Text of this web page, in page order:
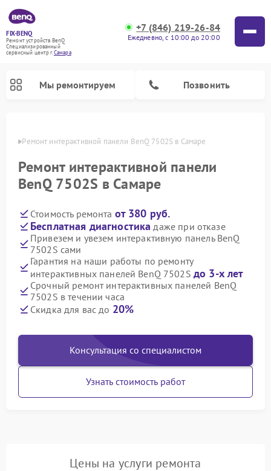
FIX-BENQ
Ремонт устройств BenQ
Специализированный
cервисный центр г.Самара
+7 (846) 219-26-84
Ежедневно, с 10:00 до 20:00
Мы ремонтируем Позвонить
Ремонт интерактивной панели BenQ 7502S в Самаре
Ремонт интерактивной панели
BenQ 7502S в Самаре
Стоимость ремонта от 380 руб.
Бесплатная диагностика даже при отказе
Привезем и увезем интерактивную панель BenQ
7502S сами
Гарантия на наши работы по ремонту
интерактивных панелей BenQ 7502S до 3-х лет
Срочный ремонт интерактивных панелей BenQ
7502S в течении часа
Скидка для вас до 20%
Консультация со специалистом
Узнать стоимость работ
Цены на услуги ремонта